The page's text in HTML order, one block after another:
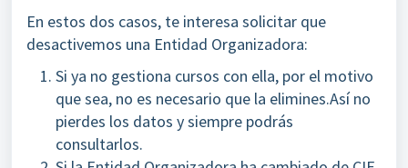
En estos dos casos, te interesa solicitar que
desactivemos una Entidad Organizadora:
Si ya no gestiona cursos con ella, por el motivo
que sea, no es necesario que la elimines.Así no
pierdes los datos y siempre podrás
consultarlos.